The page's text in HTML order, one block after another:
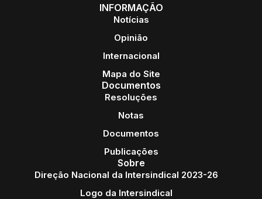
INFORMAÇÃO
Notícias
Opinião
Internacional
Mapa do Site
Documentos
Resoluções
Notas
Documentos
Publicações
Sobre
Direção Nacional da Intersindical 2023-26
Logo da Intersindical